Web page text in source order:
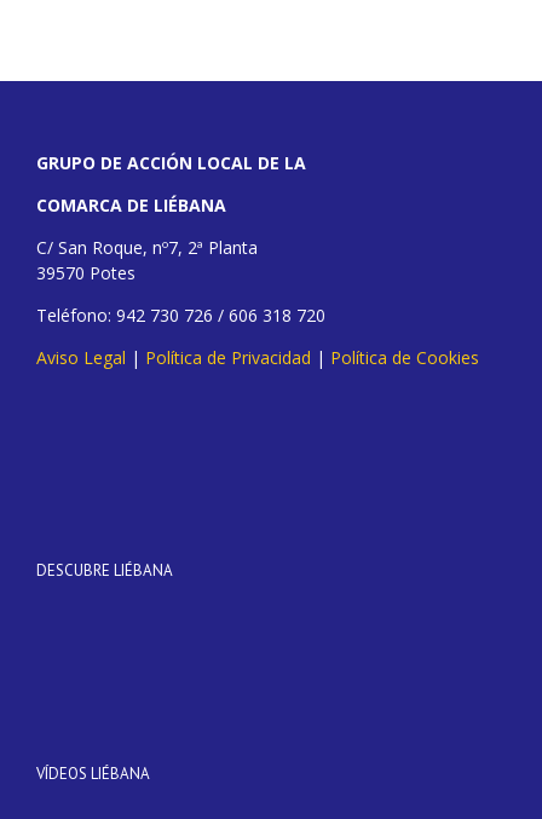
GRUPO DE ACCIÓN LOCAL DE LA
COMARCA DE LIÉBANA
C/ San Roque, nº7, 2ª Planta
39570 Potes
Teléfono: 942 730 726 / 606 318 720
Aviso Legal | Política de Privacidad | Política de Cookies
DESCUBRE LIÉBANA
VÍDEOS LIÉBANA